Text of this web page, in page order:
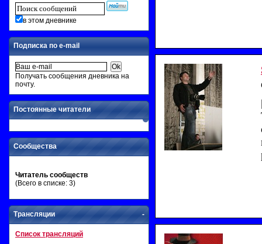
в этом дневнике
Подписка по e-mail
Получать сообщения дневника на
почту.
Постоянные читатели
Сообщества
Читатель сообществ
(Всего в списке: 3)
-
Трансляции
Список трансляций